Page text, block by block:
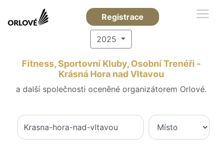
Registrace
2025
Fitness, Sportovní Kluby, Osobní Trenéři -
Krásná Hora nad Vltavou
a další společnosti oceněné organizátorem Orlové.